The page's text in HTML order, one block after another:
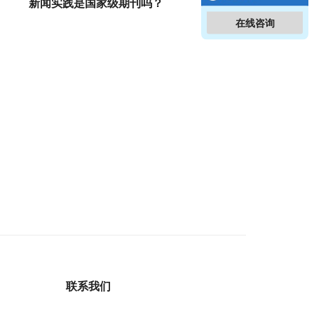
新闻实践是国家级期刊吗？
联系我们
在线咨询